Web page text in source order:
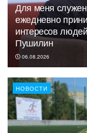
Для меня
ежедневно
интересов
Пушилин
06.08.2026
НОВОСТИ